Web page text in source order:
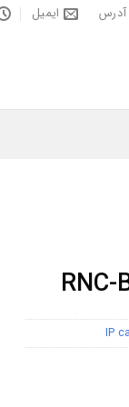
آدرس ایمیل